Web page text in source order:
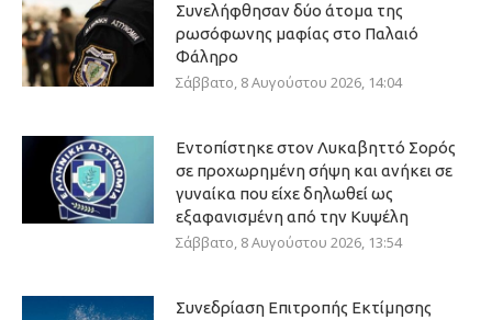
Συνελήφθησαν δύο άτομα της
ρωσόφωνης μαφίας στο Παλαιό
Φάληρο
Σάββατο, 8 Αυγούστου 2026, 14:04
Εντοπίστηκε στον Λυκαβηττό Σορός
σε προχωρημένη σήψη και ανήκει σε
γυναίκα που είχε δηλωθεί ως
εξαφανισμένη από την Κυψέλη
Σάββατο, 8 Αυγούστου 2026, 13:54
Συνεδρίαση Επιτροπής Εκτίμησης